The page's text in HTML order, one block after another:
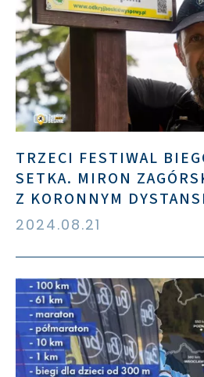
TRZECI FESTIWAL
SETKA. MIRON
Z KORONNYM
2024.08.21